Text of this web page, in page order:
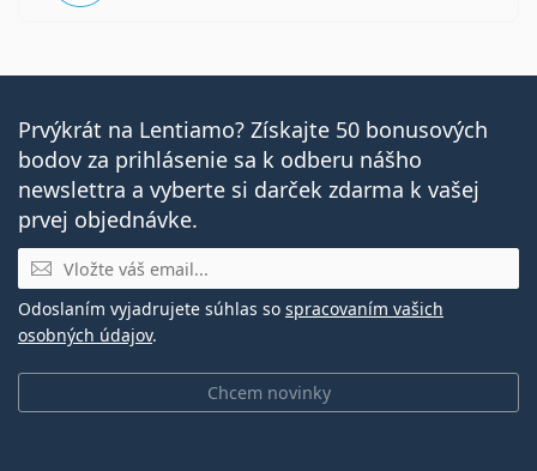
Prvýkrát na Lentiamo? Získajte 50 bonusových
bodov za prihlásenie sa k odberu nášho
newslettra a vyberte si darček zdarma k vašej
prvej objednávke.
E-mail
Chcem novinky
Odoslaním vyjadrujete súhlas so spracovaním vašich
osobných údajov.